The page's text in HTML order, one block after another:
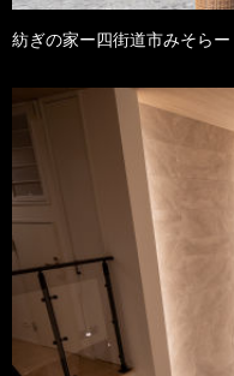
紡ぎの家ー四街道市みそらー